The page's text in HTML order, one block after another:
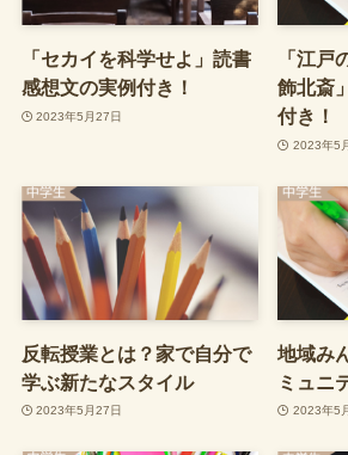
「セカイを科学せよ」読書
感想文の実例付き！
2023年5月27日
「江戸
飾北斎
付き！
2023年5
反転授業とは？家で自分で
学ぶ新たなスタイル
2023年5月27日
地域み
ミュニ
2023年5